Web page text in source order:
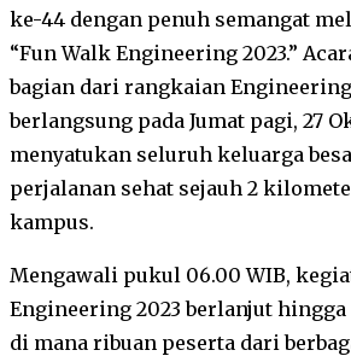
ke-44 dengan penuh semangat
“Fun Walk Engineering 2023.”
bagian dari rangkaian
berlangsung pada Jumat pagi, 27
menyatukan seluruh keluarga
perjalanan sehat sejauh 2
kampus.
Mengawali pukul 06.00 WIB,
Engineering 2023 berlanjut hingga
di mana ribuan peserta dari